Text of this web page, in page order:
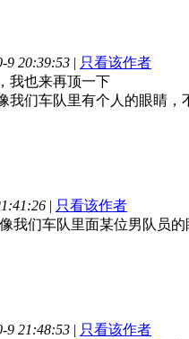
9 20:39:53 | 只看该作者
我也来再顶一下
我们车队里有个人的眼睛
| 只看该作者
我们车队里面某位男队员
9 21:48:53 | 只看该作者